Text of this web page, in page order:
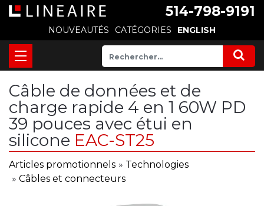
514-798-9191
NOUVEAUTÉS CATÉGORIES ENGLISH
Câble de données et de
charge rapide 4 en 1 60W PD
39 pouces avec étui en
silicone EAC-ST25
Articles promotionnels » Technologies
» Câbles et connecteurs